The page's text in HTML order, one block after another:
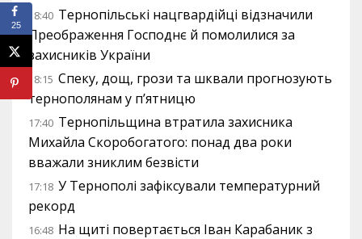
18:40 Тернопільські нацгвардійці відзначили
Преображення Господнє й помолилися за
захисників України
18:15 Спеку, дощ, грози та шквали прогнозують
тернополянам у п’ятницю
17:40 Тернопільщина втратила захисника
Михайла Скоробогатого: понад два роки
вважали зниклим безвісти
17:18 У Тернополі зафіксували температурний
рекорд
16:48 На щиті повертається Іван Карабаник з
25